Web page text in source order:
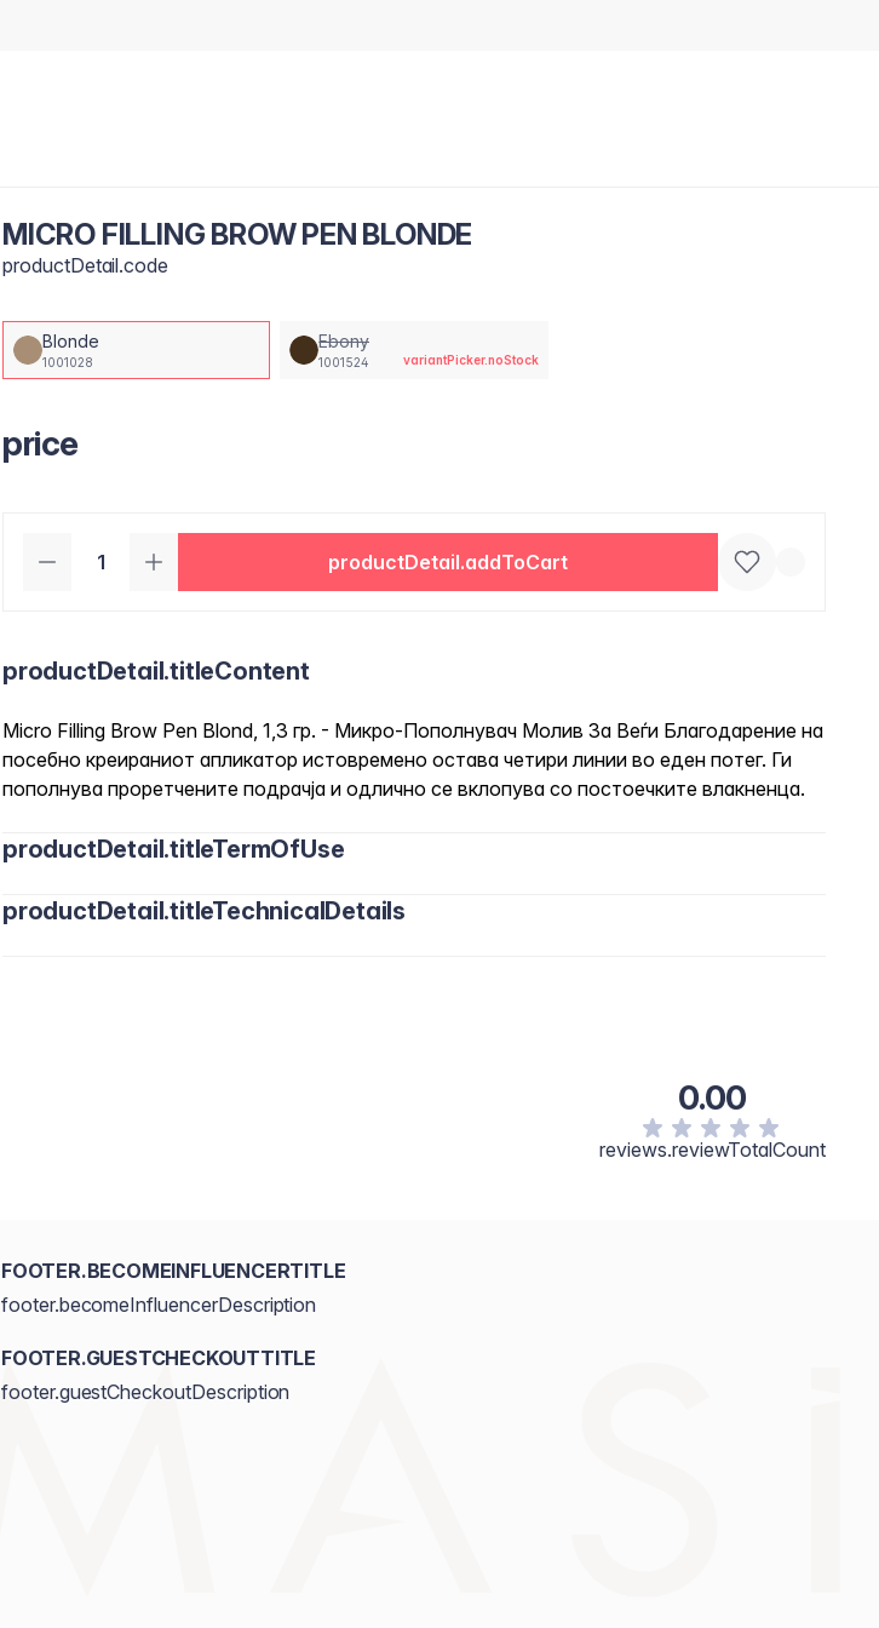
MICRO FILLING BROW PEN BLONDE
productDetail.code
Blonde
1001028
Ebony
1001524 variantPicker.noStock
price
productDetail.addToCart
productDetail.titleContent
Micro Filling Brow Pen Blond, 1,3 гр. - Микро-Пополнувач Молив За Веѓи Благодарение на
посебно креираниот апликатор истовремено остава четири линии во еден потег. Ги
пополнува проретчените подрачја и одлично се вклопува со постоечките влакненца.
productDetail.titleTermOfUse
productDetail.titleTechnicalDetails
0.00
reviews.reviewTotalCount
FOOTER.BECOMEINFLUENCERTITLE
footer.becomeInfluencerDescription
FOOTER.GUESTCHECKOUTTITLE
footer.guestCheckoutDescription